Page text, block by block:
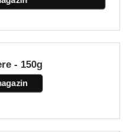
- 150g